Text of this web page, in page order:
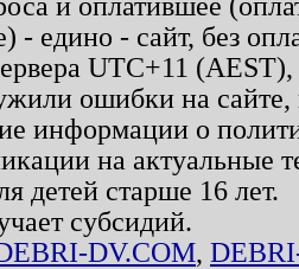
- едино - сайт, без
UTC+11
ошибки на
информации о
на актуальные
детей старше 16 лет.
субсидий.
DV.COM,